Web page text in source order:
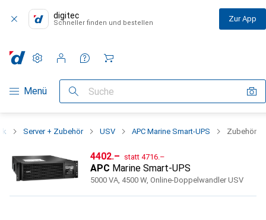
digitec
Schneller finden und bestellen Zur App
Navigation nach Kategorien
Menü Suche
Einstellungen
Kundenkonto
Vergleichslisten
Merklisten
Warenkorb
Server + Zubehör USV APC Marine Smart-UPS Zubehör
CHF
4402.– stattCHF
4716.–
APC Marine Smart-UPS
5000 VA, 4500 W, Online-Doppelwandler USV